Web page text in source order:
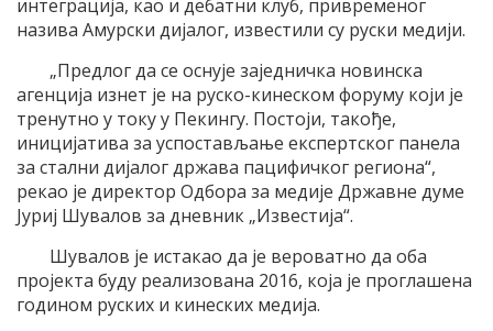
интеграциjа, као и дебатни клуб, привременог
назива Aмурски диjалог, известили су руски медиjи.
„Предлог да се оснуjе заjедничка новинска
агенциjа изнет jе на руско-кинеском форуму коjи jе
тренутно у току у Пекингу. Постоjи, такође,
инициjатива за успостављање експертског панела
за стални диjалог држава пацифичког региона“,
рекао jе директор Oдбора за медиjе Државне думе
Jуриj Шувалов за дневник „Известиjа“.
Шувалов jе истакао да jе вероватно да оба
проjекта буду реализована 2016, коjа jе проглашена
годином руских и кинеских медиjа.